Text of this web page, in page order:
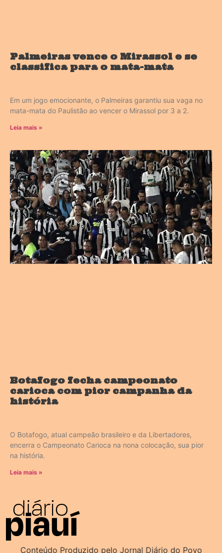
Palmeiras vence o Mirassol e se
classifica para o mata-mata
Em um jogo emocionante, o Palmeiras garantiu sua vaga no
mata-mata do Paulistão ao vencer o Mirassol por 3 a 2.
Leia mais »
Botafogo fecha campeonato
carioca com pior campanha da
história
O Botafogo, atual campeão brasileiro e da Libertadores,
encerra o Campeonato Carioca na nona colocação, sua pior
na história.
Leia mais »
Conteúdo Produzido pelo Jornal Diário do Povo